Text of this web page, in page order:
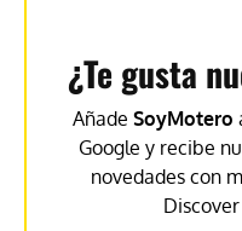
¿Te gusta
Añade SoyMotero
Google y recibe
novedades con